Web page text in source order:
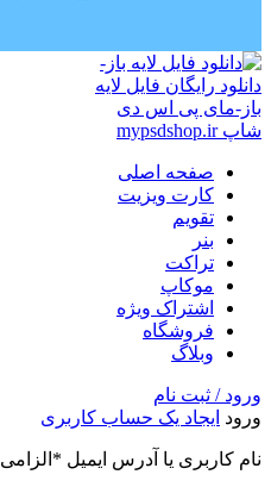
صفحه اصلی
کارت ویزیت
تقویم
بنر
تراکت
موکاپ
اشتراک ویژه
فروشگاه
وبلاگ
ورود / ثبت نام
ورود ایجاد یک حساب کاربری
نام کاربری یا آدرس ایمیل * الزامی